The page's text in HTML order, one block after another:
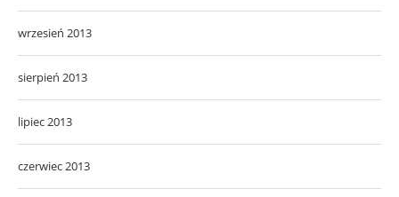
wrzesień 2013
sierpień 2013
lipiec 2013
czerwiec 2013